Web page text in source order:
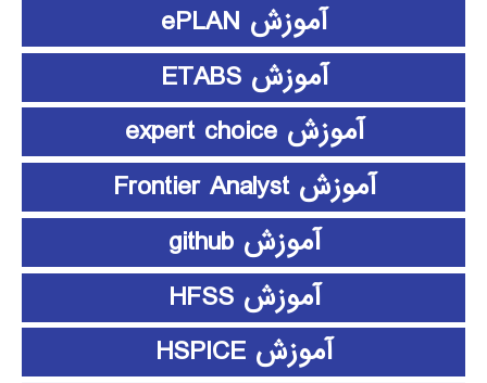
آموزش ePLAN
آموزش ETABS
آموزش expert choice
آموزش Frontier Analyst
آموزش github
آموزش HFSS
آموزش HSPICE